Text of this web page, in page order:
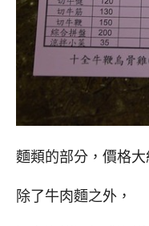
麵類的部分，價格大
除了牛肉麵之外，